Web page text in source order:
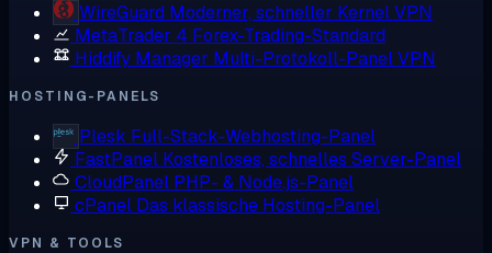
WireGuard Moderner, schneller Kernel VPN
MetaTrader 4 Forex-Trading-Standard
Hiddify Manager Multi-Protokoll-Panel VPN
HOSTING-PANELS
Plesk Full-Stack-Webhosting-Panel
FastPanel Kostenloses, schnelles Server-Panel
CloudPanel PHP- & Node.js-Panel
cPanel Das klassische Hosting-Panel
VPN & TOOLS